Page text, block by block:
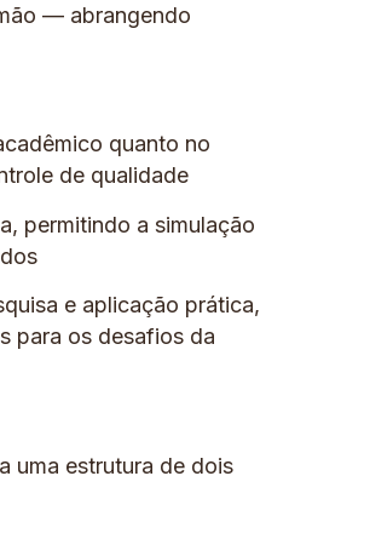
— abrangendo
quanto no
de qualidade
permitindo a simulação
e aplicação prática,
para os desafios da
uma estrutura de dois